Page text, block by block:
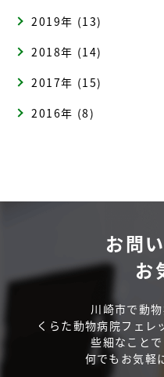
2019年 (13)
2018年 (14)
2017年 (15)
2016年 (8)
お問
お
川崎市で動
くらた動物病院フェレ
些細なこと
何でもお気軽